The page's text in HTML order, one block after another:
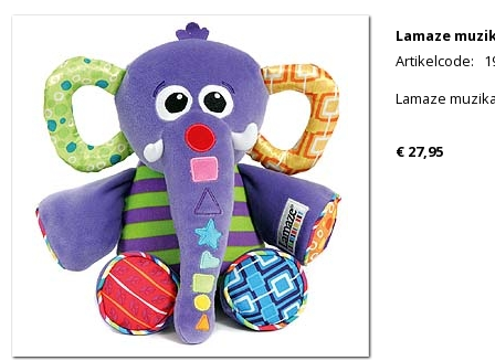
Lamaze
Artikelcode:
Lamaze
€ 27,95